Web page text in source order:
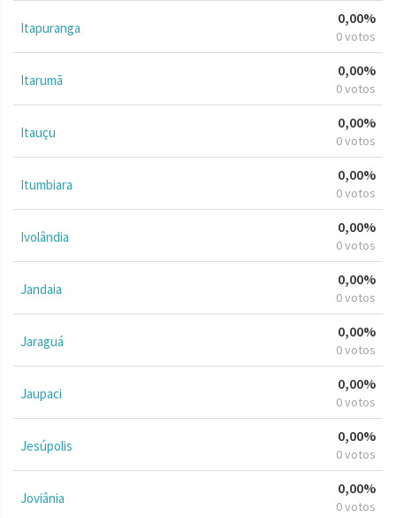
Itapuranga
0,00%
0 votos
Itarumã
0,00%
0 votos
Itauçu
0,00%
0 votos
Itumbiara
0,00%
0 votos
Ivolândia
0,00%
0 votos
Jandaia
0,00%
0 votos
Jaraguá
0,00%
0 votos
Jaupaci
0,00%
0 votos
Jesúpolis
0,00%
0 votos
Joviânia
0,00%
0 votos